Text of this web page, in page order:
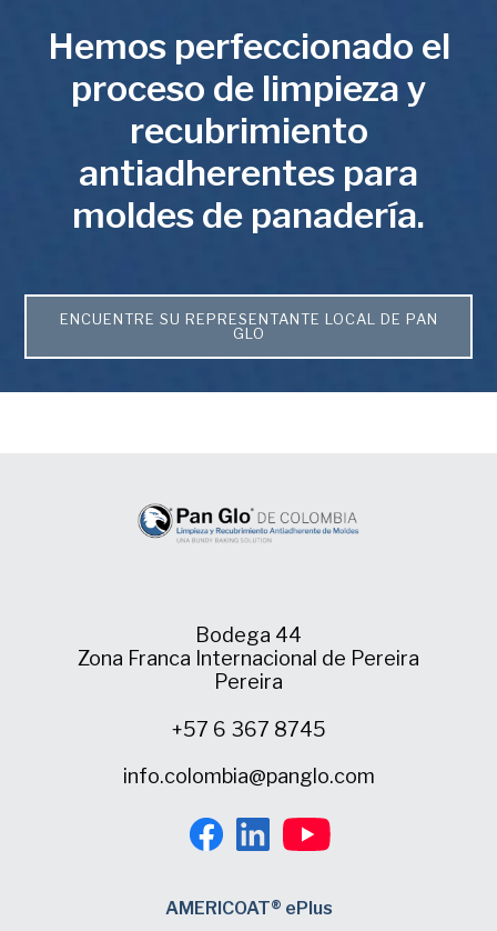
Hemos perfeccionado el
proceso de limpieza y
recubrimiento
antiadherentes para
moldes de panadería.
ENCUENTRE SU REPRESENTANTE LOCAL DE PAN
GLO
Bodega 44
Zona Franca Internacional de Pereira
Pereira
+57 6 367 8745
info.colombia@panglo.com
AMERICOAT® ePlus